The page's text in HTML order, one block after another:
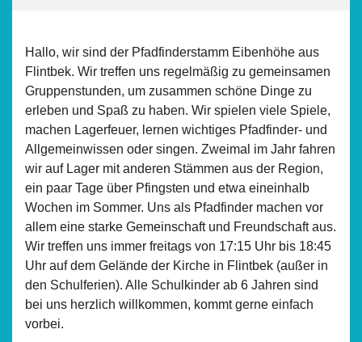
Hallo, wir sind der Pfadfinderstamm Eibenhöhe aus
Flintbek. Wir treffen uns regelmäßig zu gemeinsamen
Gruppenstunden, um zusammen schöne Dinge zu
erleben und Spaß zu haben. Wir spielen viele Spiele,
machen Lagerfeuer, lernen wichtiges Pfadfinder- und
Allgemeinwissen oder singen. Zweimal im Jahr fahren
wir auf Lager mit anderen Stämmen aus der Region,
ein paar Tage über Pfingsten und etwa eineinhalb
Wochen im Sommer. Uns als Pfadfinder machen vor
allem eine starke Gemeinschaft und Freundschaft aus.
Wir treffen uns immer freitags von 17:15 Uhr bis 18:45
Uhr auf dem Gelände der Kirche in Flintbek (außer in
den Schulferien). Alle Schulkinder ab 6 Jahren sind
bei uns herzlich willkommen, kommt gerne einfach
vorbei.